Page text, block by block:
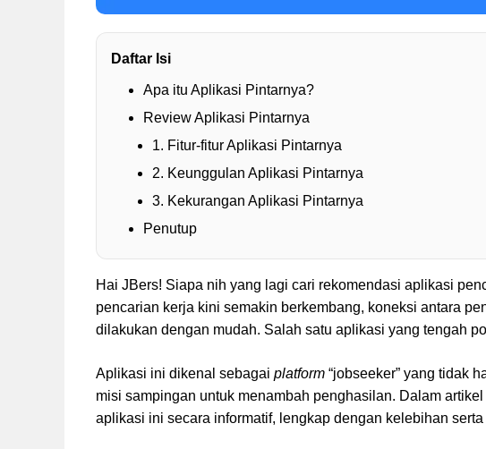
Daftar Isi
Apa itu Aplikasi Pintarnya?
Review Aplikasi Pintarnya
1. Fitur-fitur Aplikasi Pintarnya
2. Keunggulan Aplikasi Pintarnya
3. Kekurangan Aplikasi Pintarnya
Penutup
Hai JBers! Siapa nih yang lagi cari rekomendasi aplikasi
pencarian kerja kini semakin berkembang, koneksi antara
dilakukan dengan mudah. Salah satu aplikasi yang tengah
Aplikasi ini dikenal sebagai platform “jobseeker” yang tidak
misi sampingan untuk menambah penghasilan. Dalam
aplikasi ini secara informatif, lengkap dengan kelebihan